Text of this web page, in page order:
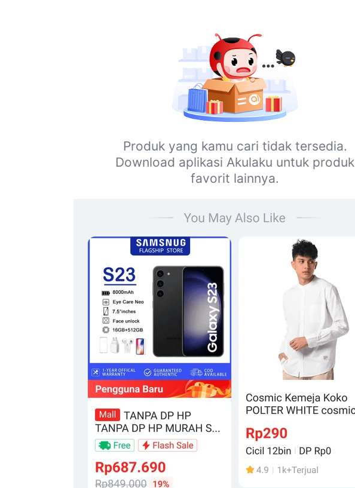
Produk yang kamu cari tidak tersedia.
Download aplikasi Akulaku untuk produk
favorit lainnya.